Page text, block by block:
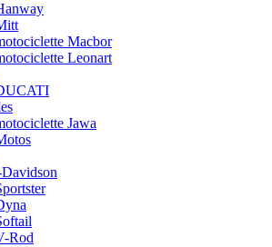
Macbor
Leonart
Jawa
Rod